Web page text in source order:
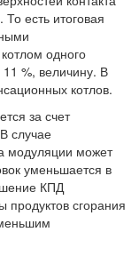
есть итоговая
одного
%, величину. В
котлов.
за счет
случае
модуляции может
уменьшается в
КПД
продуктов сгорания